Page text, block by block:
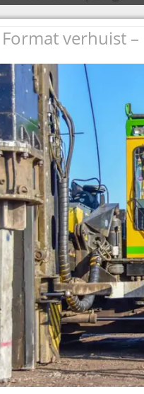
De
wie zijn
tags
Dallas
De
Ferry
Ferry
Jingle
Jingle
Vaak
Uitvinding
verhuist –